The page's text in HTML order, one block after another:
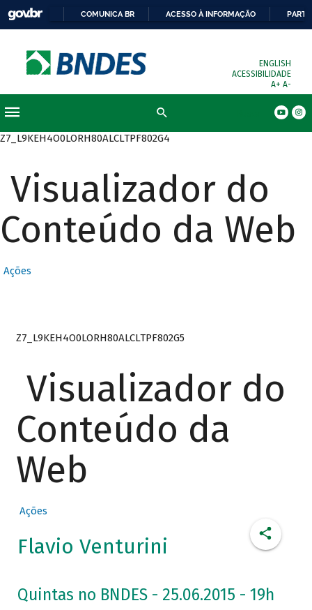
COMUNICA BR ACESSO À INFORMAÇÃO
ENGLISH
ACESSIBILIDADE
A+ A-
Z7_L9KEH4O0LORH80ALCLTPF802G4
Visualizador do
Conteúdo da Web
Ações
Z7_L9KEH4O0LORH80ALCLTPF802G5
Visualizador do
Conteúdo da
Web
Ações
Flavio Venturini
Quintas no BNDES - 25.06.2015 - 19h